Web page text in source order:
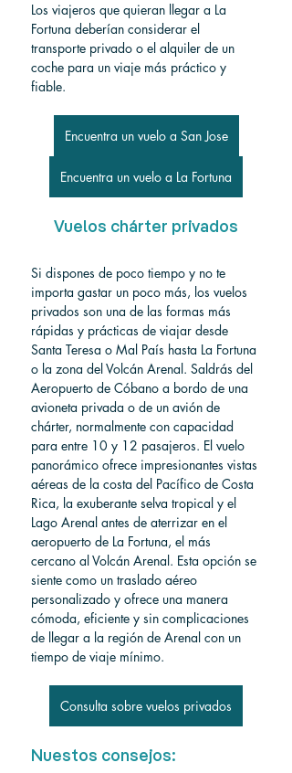
Los viajeros que quieran llegar a La
Fortuna deberían considerar el
transporte privado o el alquiler de un
coche para un viaje más práctico y
fiable.
Encuentra un vuelo a San Jose
Encuentra un vuelo a La Fortuna
Vuelos chárter privados
Si dispones de poco tiempo y no te
importa gastar un poco más, los vuelos
privados son una de las formas más
rápidas y prácticas de viajar desde
Santa Teresa o Mal País hasta La Fortuna
o la zona del Volcán Arenal. Saldrás del
Aeropuerto de Cóbano a bordo de una
avioneta privada o de un avión de
chárter, normalmente con capacidad
para entre 10 y 12 pasajeros. El vuelo
panorámico ofrece impresionantes vistas
aéreas de la costa del Pacífico de Costa
Rica, la exuberante selva tropical y el
Lago Arenal antes de aterrizar en el
aeropuerto de La Fortuna, el más
cercano al Volcán Arenal. Esta opción se
siente como un traslado aéreo
personalizado y ofrece una manera
cómoda, eficiente y sin complicaciones
de llegar a la región de Arenal con un
tiempo de viaje mínimo.
Consulta sobre vuelos privados
Nuestos consejos: